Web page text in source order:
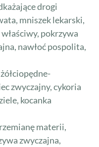
drogi
mniszek lekarski,
pokrzywa
nawłoć pospolita,
zwyczajny, cykoria
kocanka
materii,
zwyczajna,